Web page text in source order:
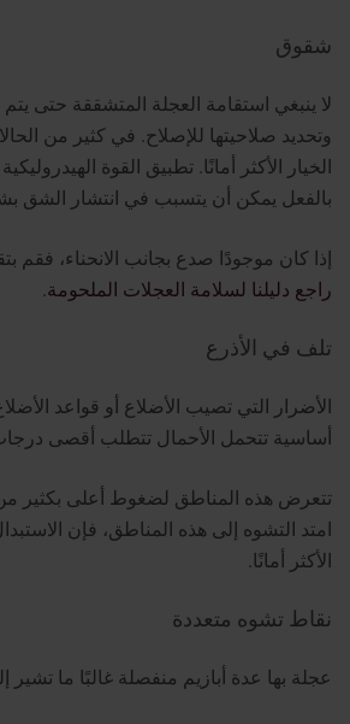
شقوق
لا ينبغي استقامة العجلة المتشققة حتى
وتحديد صلاحيتها للإصلاح. في كثير من
الخيار الأكثر أمانًا. تطبيق القوة
بالفعل يمكن أن يتسبب في انتشار الشق
إذا كان موجودًا صدع بجانب الانحناء، فقم
راجع دليلنا لسلامة العجلات الملحومة
تلف في الأذرع
الأضرار التي تصيب الأضلاع أو قواعد
أساسية تتحمل الأحمال تتطلب أقصى درجات
تتعرض هذه المناطق لضغوط أعلى بكثير من
امتد التشوه إلى هذه المناطق، فإن
الأكثر أمانًا.
نقاط تشوه متعددة
عجلة بها عدة أبازيم منفصلة غالبًا ما